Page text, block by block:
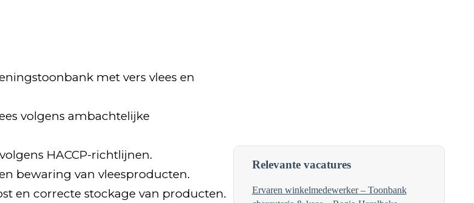
met vers vlees en
volgens ambachtelijke
HACCP-richtlijnen.
bewaring van vleesproducten.
en correcte stockage van producten.
Relevante vacatures
Ervaren winkelmedewerker – Toonbank